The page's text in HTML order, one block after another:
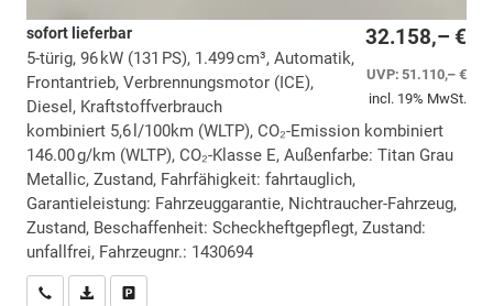
32.158,– €
UVP:51.110,– €
incl. 19% MwSt.
sofort lieferbar
5-türig, 96 kW (131 PS), 1.499 cm³, Automatik,
Frontantrieb, Verbrennungsmotor (ICE),
Diesel, Kraftstoffverbrauch
kombiniert 5,6 l/100km (WLTP), CO₂-Emission kombiniert
146.00 g/km (WLTP), CO₂-Klasse E, Außenfarbe: Titan Grau
Metallic, Zustand, Fahrfähigkeit: fahrtauglich,
Garantieleistung: Fahrzeuggarantie, Nichtraucher-Fahrzeug,
Zustand, Beschaffenheit: Scheckheftgepflegt, Zustand:
unfallfrei, Fahrzeugnr.: 1430694
Wir rufen Sie anPDF-Datei, Fahrzeugexposé drucken